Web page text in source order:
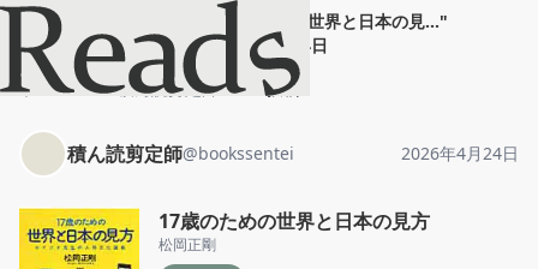
17歳のための世界と日本の見..."
2026年4月24日
ホーム
積ん読剪定師 投稿
積ん読剪定師@bookssentei 2026年4月24日
17歳のための世界と日本の見方
松岡正剛